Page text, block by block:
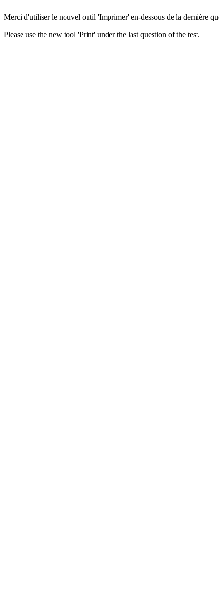
Merci d'utiliser le nouvel outil 'Imprimer' en-dessous de la dernière
Please use the new tool 'Print' under the last question of the test.